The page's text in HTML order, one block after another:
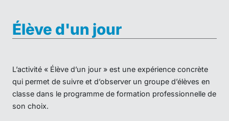
Élève d'un jour
L’activité « Élève d’un jour » est une expérience concrète
qui permet de suivre et d’observer un groupe d’élèves en
classe dans le programme de formation professionnelle de
son choix.